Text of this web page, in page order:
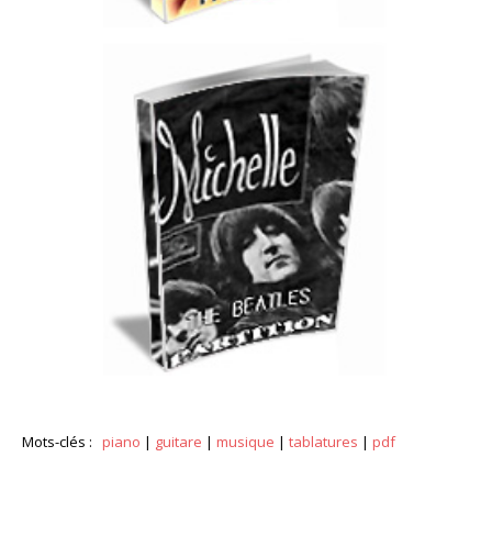
Mots-clés : piano | guitare | musique | tablatures | pdf